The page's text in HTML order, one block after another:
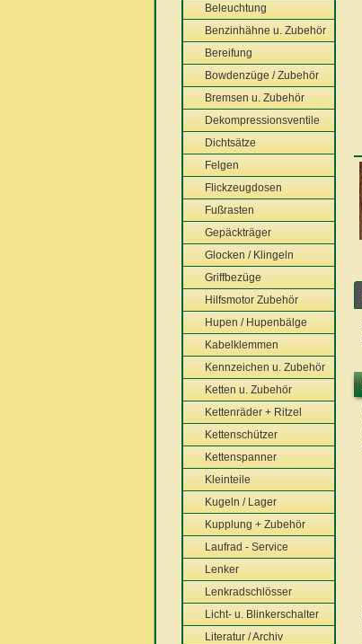
Beleuchtung
Benzinhähne u. Zubehör
Bereifung
Bowdenzüge / Zubehör
Bremsen u. Zubehör
Dekompressionsventile
Dichtsätze
Felgen
Flickzeugdosen
Fußrasten
Gepäckträger
Glocken / Klingeln
Griffbezüge
Hilfsmotor Zubehör
Hupen / Hupenbälge
Kabelklemmen
Kennzeichen u. Zubehör
Ketten u. Zubehör
Kettenräder + Ritzel
Kettenschützer
Kettenspanner
Kleinteile
Kugeln / Lager
Kupplung + Zubehör
Laufrad - Service
Lenker
Lenkradschlösser
Licht- u. Blinkerschalter
Literatur / Archiv